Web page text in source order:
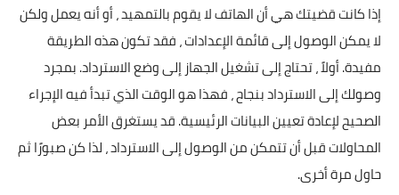
إذا كانت قضيتك هي أن الهاتف لا يقوم بالتمهيد ، أو أنه يعمل ولكن
لا يمكن الوصول إلى قائمة الإعدادات ، فقد تكون هذه الطريقة
مفيدة. أولاً ، تحتاج إلى تشغيل الجهاز إلى وضع الاسترداد. بمجرد
وصولك إلى الاسترداد بنجاح ، فهذا هو الوقت الذي تبدأ فيه الإجراء
الصحيح لإعادة تعيين البيانات الرئيسية. قد يستغرق الأمر بعض
المحاولات قبل أن تتمكن من الوصول إلى الاسترداد ، لذا كن صبورًا ثم
حاول مرة أخرى.